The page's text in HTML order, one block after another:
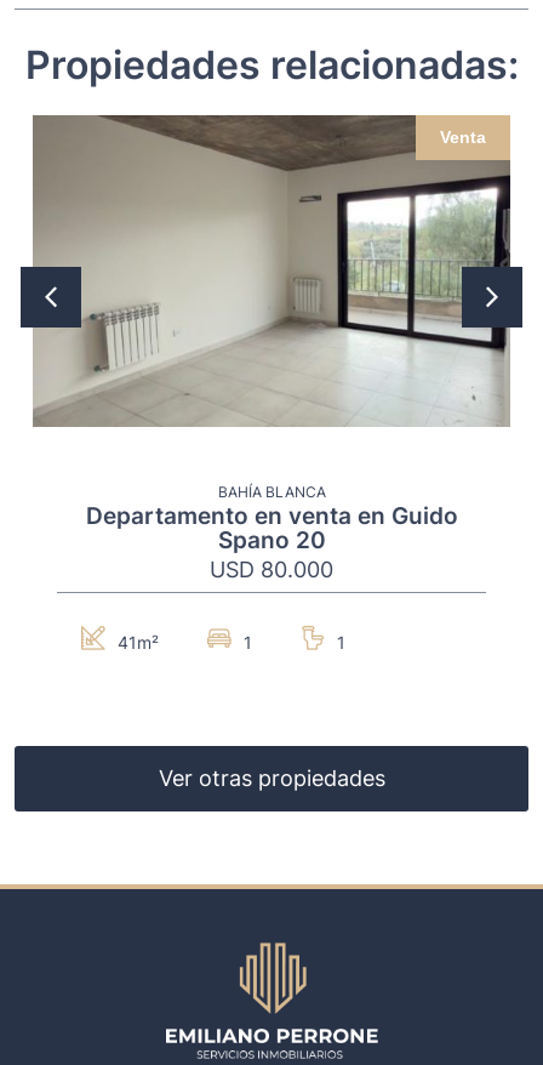
Propiedades relacionadas:
Venta
BAHÍA BLANCA
Departamento en venta en Guido
Spano 20
USD 80.000
41m² 1 1
Ver otras propiedades